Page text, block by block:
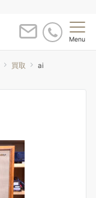
Menu
買取 ai